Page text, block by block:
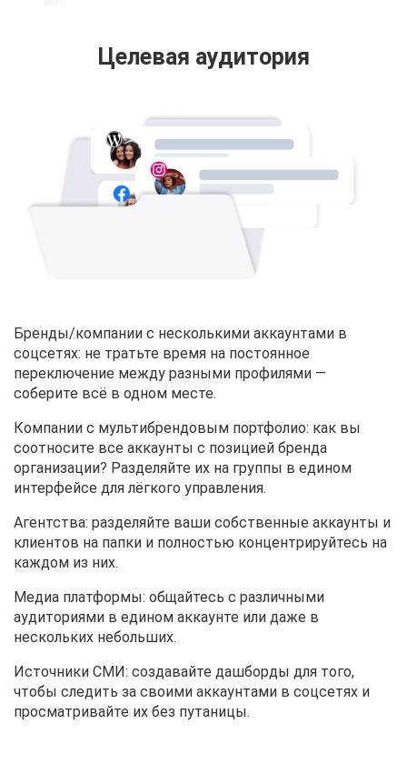
Целевая аудитория
Бренды/компании с несколькими аккаунтами в
соцсетях: не тратьте время на постоянное
переключение между разными профилями —
соберите всё в одном месте.
Компании с мультибрендовым портфолио: как вы
соотносите все аккаунты с позицией бренда
организации? Разделяйте их на группы в едином
интерфейсе для лёгкого управления.
Агентства: разделяйте ваши собственные аккаунты и
клиентов на папки и полностью концентрируйтесь на
каждом из них.
Медиа платформы: общайтесь с различными
аудиториями в едином аккаунте или даже в
нескольких небольших.
Источники СМИ: создавайте дашборды для того,
чтобы следить за своими аккаунтами в соцсетях и
просматривайте их без путаницы.